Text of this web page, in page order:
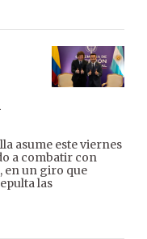
asume este viernes
a combatir con
en un giro que
las